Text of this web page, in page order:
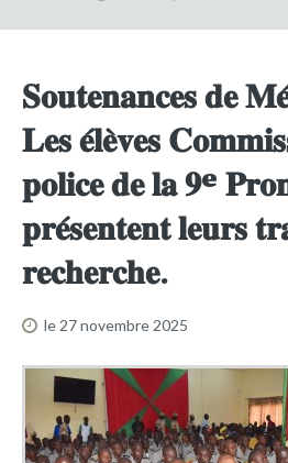
Formation continue
Avec la POLI.DH
Activités
bulletins électroniques
Avec la Fondation Hanns Seidel
Activités Hanns Seidel
Documentations
Avec l'Institut Danois des
Activités
Publications à télécharger
E-services
𝐒𝐨𝐮𝐭𝐞𝐧𝐚𝐧𝐜𝐞𝐬 𝐝𝐞
𝐋𝐞𝐬 𝐞́𝐥𝐞̀𝐯𝐞𝐬
𝐩𝐨𝐥𝐢𝐜𝐞 𝐝𝐞 𝐥𝐚 𝟗ᵉ
𝐩𝐫𝐞́𝐬𝐞𝐧𝐭𝐞𝐧𝐭 𝐥𝐞𝐮𝐫𝐬
𝐫𝐞𝐜𝐡𝐞𝐫𝐜𝐡𝐞.
le 27 novembre 2025